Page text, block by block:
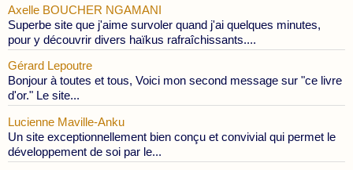
Axelle BOUCHER NGAMANI
Superbe site que j'aime survoler quand j'ai quelques minutes,
pour y découvrir divers haïkus rafraîchissants....
Gérard Lepoutre
Bonjour à toutes et tous, Voici mon second message sur "ce livre
d'or." Le site...
Lucienne Maville-Anku
Un site exceptionnellement bien conçu et convivial qui permet le
développement de soi par le...